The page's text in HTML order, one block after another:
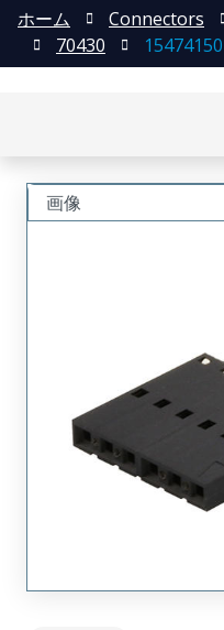
ホーム Connectors
70430
15474150
画像